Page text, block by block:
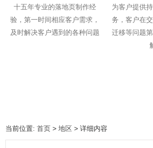
十五年专业的落地页制作经
验，第一时间相应客户需求，
及时解决客户遇到的各种问题
为客户提供
务，客户在
迁移等问题
当前位置:首页 >地区 > 详细内容